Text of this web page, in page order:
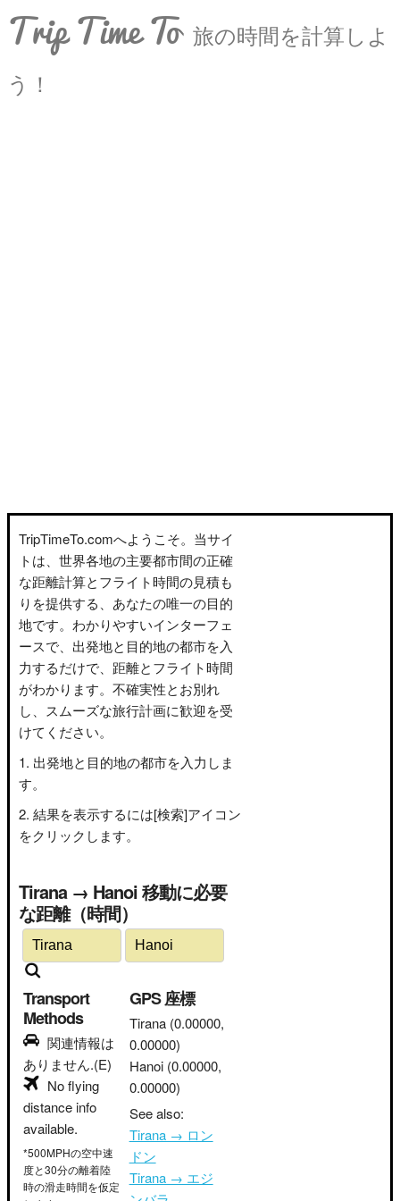
Trip Time To 旅の時間を計算しよ
う！
TripTimeTo.comへようこそ。当サイ
トは、世界各地の主要都市間の正確
な距離計算とフライト時間の見積も
りを提供する、あなたの唯一の目的
地です。わかりやすいインターフェ
ースで、出発地と目的地の都市を入
力するだけで、距離とフライト時間
がわかります。不確実性とお別れ
し、スムーズな旅行計画に歓迎を受
けてください。
出発地と目的地の都市を入力しま
す。
結果を表示するには[検索]アイコン
をクリックします。
Tirana → Hanoi 移動に必要
な距離（時間）
Transport
Methods
関連情報は
ありません.(E)
No flying
distance info
available.
*500MPHの空中速
度と30分の離着陸
時の滑走時間を仮定
GPS 座標
Tirana (0.00000,
0.00000)
Hanoi (0.00000,
0.00000)
See also:
Tirana → ロン
ドン
Tirana → エジ